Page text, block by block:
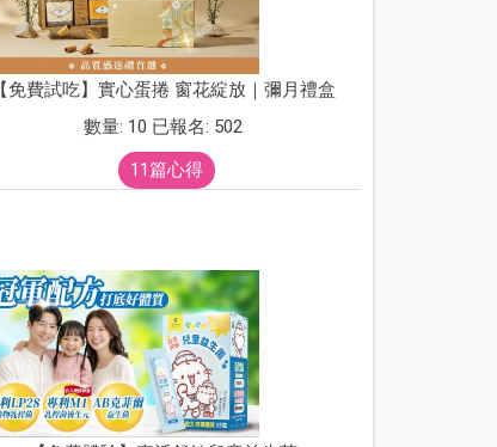
【免費試吃】實心蛋捲 窗花綻放｜彌月禮盒
數量: 10 已報名: 502
11篇心得